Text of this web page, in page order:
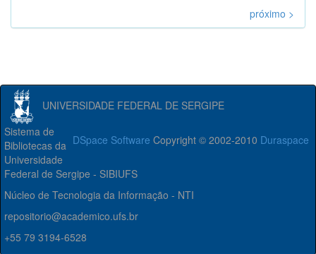
próximo >
UNIVERSIDADE FEDERAL DE SERGIPE
DSpace Software Copyright © 2002-2010 Duraspace
Sistema de
Bibliotecas da
Universidade
Federal de Sergipe - SIBIUFS
Núcleo de Tecnologia da Informação - NTI
repositorio@academico.ufs.br
+55 79 3194-6528